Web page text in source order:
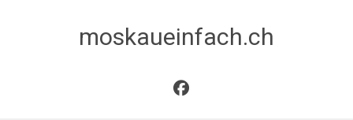
moskaueinfach.ch